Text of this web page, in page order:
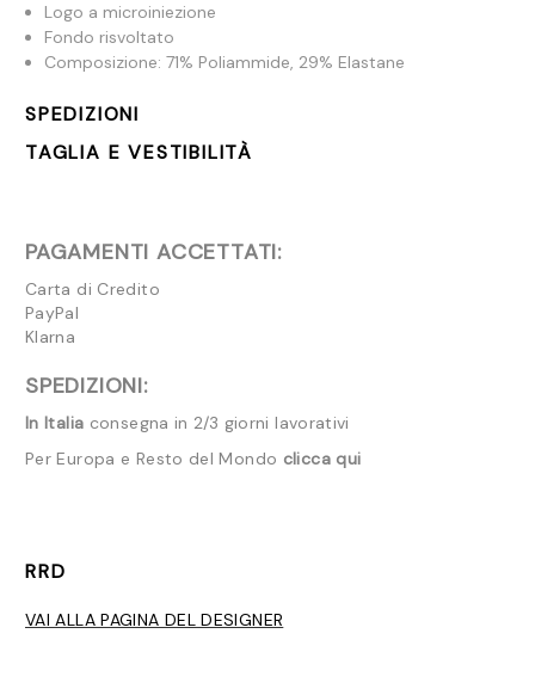
Logo a microiniezione
Fondo risvoltato
Composizione: 71% Poliammide, 29% Elastane
SPEDIZIONI
TAGLIA E VESTIBILITÀ
PAGAMENTI ACCETTATI:
Carta di Credito
PayPal
Klarna
SPEDIZIONI:
In Italia consegna in 2/3 giorni lavorativi
Per Europa e Resto del Mondo clicca qui
RRD
VAI ALLA PAGINA DEL DESIGNER